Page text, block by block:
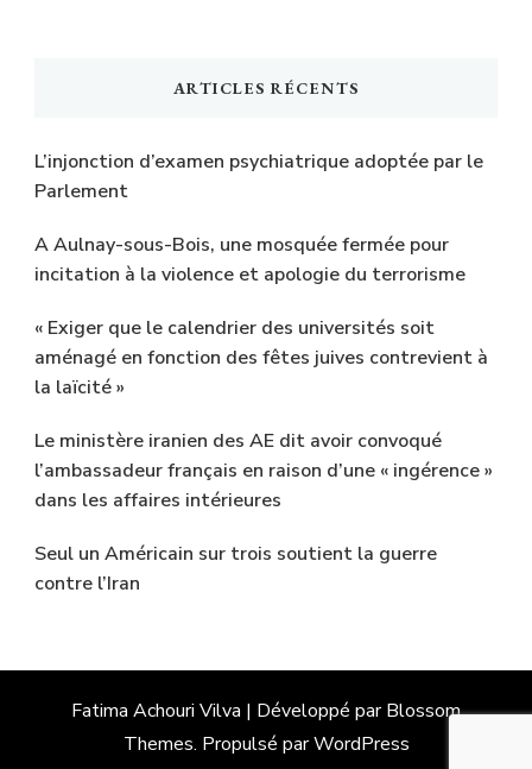
ARTICLES RÉCENTS
L’injonction d’examen psychiatrique adoptée par le
Parlement
A Aulnay-sous-Bois, une mosquée fermée pour
incitation à la violence et apologie du terrorisme
« Exiger que le calendrier des universités soit
aménagé en fonction des fêtes juives contrevient à
la laïcité »
Le ministère iranien des AE dit avoir convoqué
l’ambassadeur français en raison d’une « ingérence »
dans les affaires intérieures
Seul un Américain sur trois soutient la guerre
contre l’Iran
Fatima Achouri Vilva | Développé parBlossom
Themes. Propulsé parWordPress